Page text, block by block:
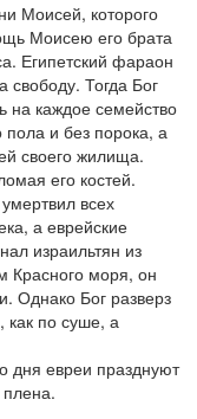
Моисей, которого
Моисею его брата
Египетский фараон
свободу. Тогда Бог
на каждое семейство
пола и без порока, а
своего жилища.
его костей.
всех
а еврейские
израильтян из
Красного моря, он
Однако Бог разверз
как по суше, а
дня евреи празднуют
плена.